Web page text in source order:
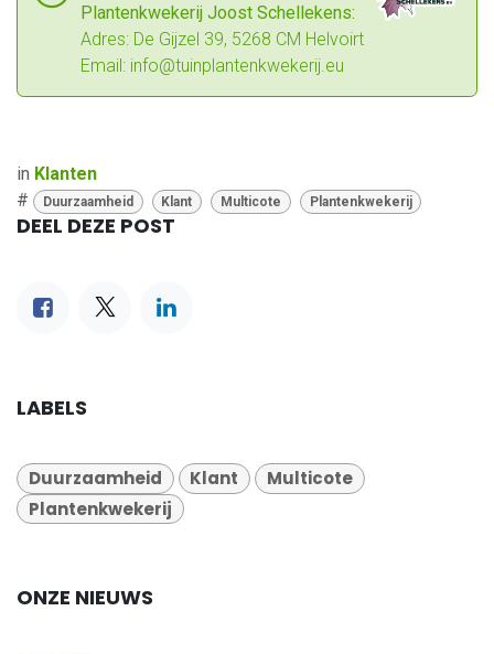
Plantenkwekerij Joost Schellekens:
Adres: De Gijzel 39, 5268 CM Helvoirt
Email: info@tuinplantenkwekerij.eu
in Klanten
#
Duurzaamheid Klant Multicote Plantenkwekerij
DEEL DEZE POST
LABELS
Duurzaamheid Klant
Multicote
Plantenkwekerij
ONZE NIEUWS